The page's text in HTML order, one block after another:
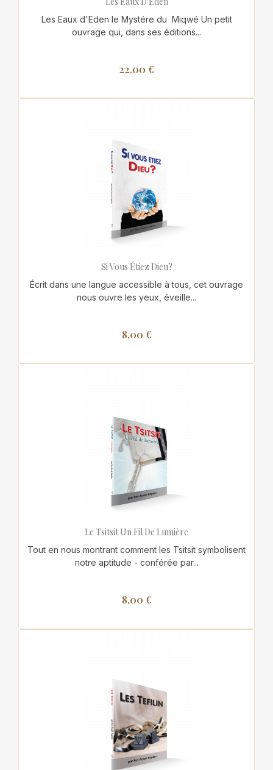
Les Eaux d'Eden le Mystére du Miqwé Un petit
ouvrage qui, dans ses éditions...
22,00 €
Si Vous Étiez Dieu?
Écrit dans une langue accessible à tous, cet ouvrage
nous ouvre les yeux, éveille...
8,00 €
Le Tsitsit Un Fil De Lumière
Tout en nous montrant comment les Tsitsit symbolisent
notre aptitude - conférée par...
8,00 €